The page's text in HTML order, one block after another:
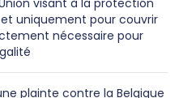
visant à la protection
uniquement pour couvrir
nécessaire pour
plainte contre la Belgique